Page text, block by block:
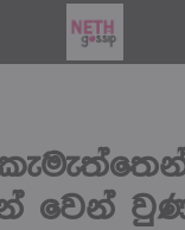
වෙන්